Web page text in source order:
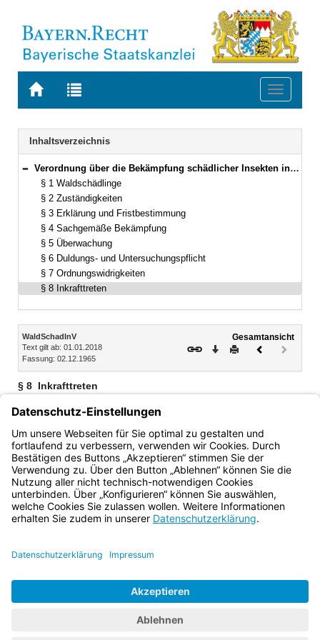
Zur
BAYERN.RECHT
Zur
letzten
Suche
Toggle
Navigation
Inhaltsverzeichnis
Bereich reduzieren
Verordnung über die Bekämpfung schädlicher Insekten in den Wäldern (Waldschadinsektenverordnung – WaldSchadInV) Vom 2. Dezember 1965 (BayRS V S. 556) BayRS 7903-3-L (§§ 1–8)
§ 1 Waldschädlinge
§ 2 Zuständigkeiten
§ 3 Erklärung und Fristbestimmung
§ 4 Sachgemäße Bekämpfung
§ 5 Überwachung
§ 6 Duldungs- und Untersuchungspflicht
§ 7 Ordnungswidrigkeiten
§ 8 Inkrafttreten
Inhalt
WaldSchadInV
Text gilt ab: 01.01.2018
Fassung: 02.12.1965
Gesamtansicht
Download
DruckenVorheriges
(inaktiv)
§ 8 Inkrafttreten
Diese Landesverordnung tritt am 1. Januar 1966 in Kraft
1) [Amtl. Anm.:]Betrifft die ursprüngliche Fassung vom 2.
Dezember 1965 (GVBl. S. 365)
Bayern.de
BayernPortal
Impressum